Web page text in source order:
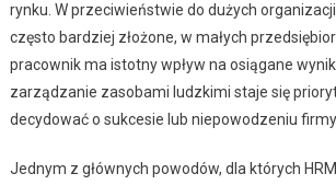
rynku. W przeciwieństwie do dużych
często bardziej złożone, w małych
pracownik ma istotny wpływ na osiągane
zarządzanie zasobami ludzkimi staje się
decydować o sukcesie lub niepowodzeniu
Jednym z głównych powodów, dla których